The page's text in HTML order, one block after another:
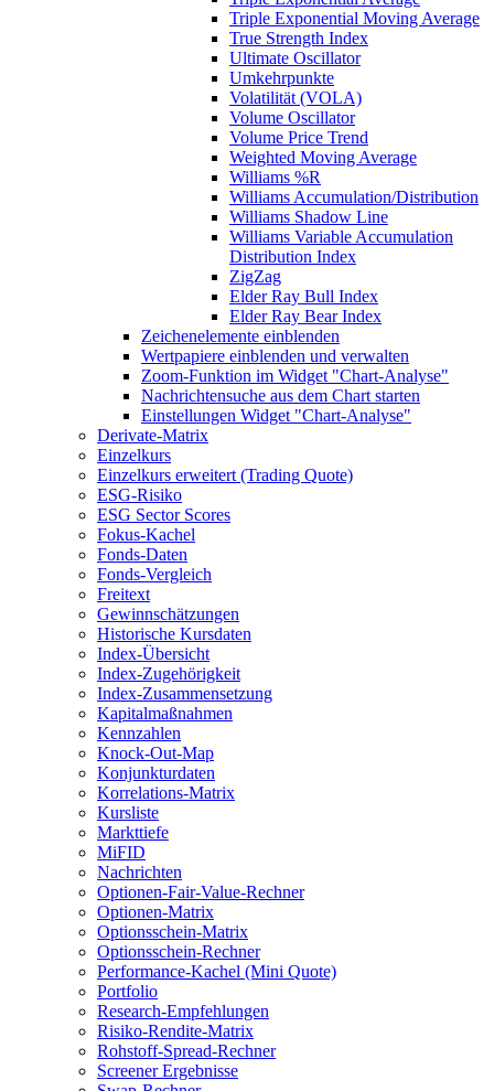
Triple Exponential Moving Average
True Strength Index
Ultimate Oscillator
Umkehrpunkte
Volatilität (VOLA)
Volume Oscillator
Volume Price Trend
Weighted Moving Average
Williams %R
Williams Accumulation/Distribution
Williams Shadow Line
Williams Variable Accumulation
Distribution Index
ZigZag
Elder Ray Bull Index
Elder Ray Bear Index
Zeichenelemente einblenden
Wertpapiere einblenden und verwalten
Zoom-Funktion im Widget "Chart-Analyse"
Nachrichtensuche aus dem Chart starten
Einstellungen Widget "Chart-Analyse"
Derivate-Matrix
Einzelkurs
Einzelkurs erweitert (Trading Quote)
ESG-Risiko
ESG Sector Scores
Fokus-Kachel
Fonds-Daten
Fonds-Vergleich
Freitext
Gewinnschätzungen
Historische Kursdaten
Index-Übersicht
Index-Zugehörigkeit
Index-Zusammensetzung
Kapitalmaßnahmen
Kennzahlen
Knock-Out-Map
Konjunkturdaten
Korrelations-Matrix
Kursliste
Markttiefe
MiFID
Nachrichten
Optionen-Fair-Value-Rechner
Optionen-Matrix
Optionsschein-Matrix
Optionsschein-Rechner
Performance-Kachel (Mini Quote)
Portfolio
Research-Empfehlungen
Risiko-Rendite-Matrix
Rohstoff-Spread-Rechner
Screener Ergebnisse